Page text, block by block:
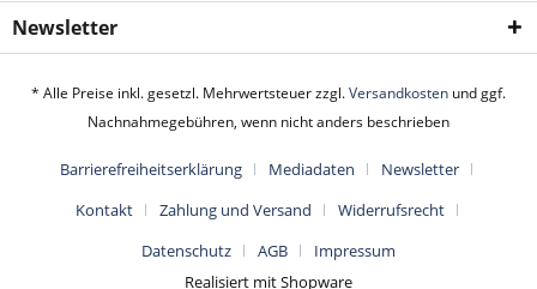
Newsletter
* Alle Preise inkl. gesetzl. Mehrwertsteuer zzgl.Versandkosten und ggf.
Nachnahmegebühren, wenn nicht anders beschrieben
Barrierefreiheitserklärung Mediadaten
Newsletter
Kontakt
Zahlung und Versand
Widerrufsrecht
Datenschutz
AGB
Impressum
Realisiert mit Shopware